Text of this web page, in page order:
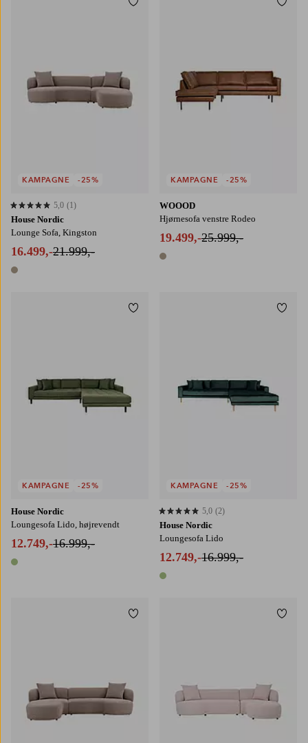
House Nordic
Lounge Sofa, Kingston
16.499,-21.999,-
1 farve
5,0 baseret på 1 bedømmelser
5,0 (1)
KAMPAGNE -25%
Tilføj til favoritter
WOOOD
Hjørnesofa venstre Rodeo
19.499,-25.999,-
1 farve
KAMPAGNE -25%
House Nordic
Loungesofa Lido, højrevendt
12.749,-16.999,-
1 farve
KAMPAGNE -25%
Tilføj til favoritter
House Nordic
Loungesofa Lido
12.749,-16.999,-
1 farve
5,0 baseret på 2 bedømmelser
5,0 (2)
KAMPAGNE -25%
Tilføj til favoritter